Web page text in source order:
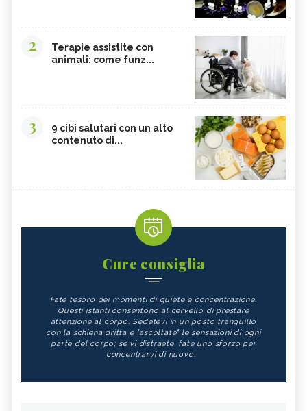
2
Terapie assistite con
animali: come funz...
3
9 cibi salutari con un alto
contenuto di...
Cure consiglia
Fate tesoro dei momenti di quiete e concentrazione.
Questi istanti consentono al cervello di prestare
attenzione al corpo. Sedetevi in un posto tranquillo
con la schiena dritta e "ascoltate" le sensazioni di ogni
parte del corpo; se vi distraete, fate uno sforzo per
concentrarvi di nuovo.